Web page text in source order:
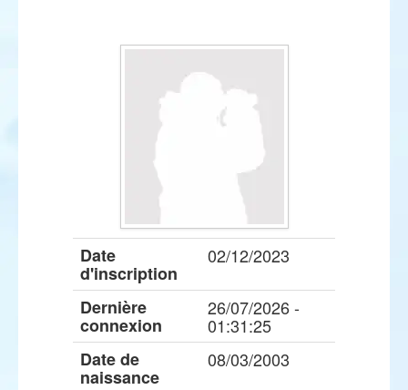
Date
d'inscription
02/12/2023
Dernière
connexion
26/07/2026 -
01:31:25
Date de
naissance
08/03/2003